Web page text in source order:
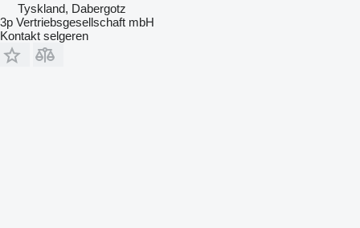
Tyskland, Dabergotz
3p Vertriebsgesellschaft mbH
Kontakt selgeren